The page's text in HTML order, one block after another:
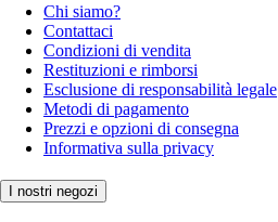
Chi siamo?
Contattaci
Condizioni di vendita
Restituzioni e rimborsi
Esclusione di responsabilità legale
Metodi di pagamento
Prezzi e opzioni di consegna
Informativa sulla privacy
I nostri negozi